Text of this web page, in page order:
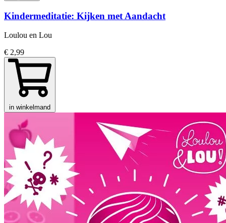
Kindermeditatie: Kijken met Aandacht
Loulou en Lou
€ 2,99
in winkelmand